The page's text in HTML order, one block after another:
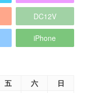
DC12V
iPhone
五 六
日